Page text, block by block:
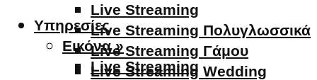
Live Streaming
Live Streaming Πολυγλωσσικά
Live Streaming Γάμου
Live Streaming Wedding
Υπηρεσίες
Εικόνα »
Live Streaming